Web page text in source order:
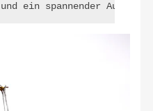
ein spannender Aufbau